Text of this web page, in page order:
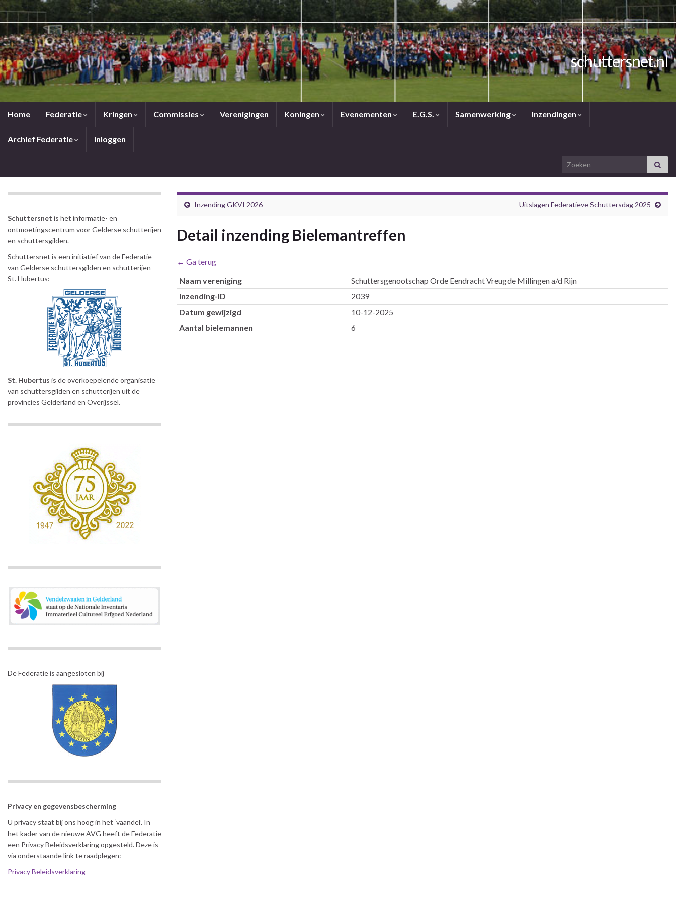
schuttersnet.nl
Home Federatie Kringen Commissies Verenigingen Koningen Evenementen E.G.S. Samenwerking Inzendingen
Archief Federatie Inloggen
Search for:
Inzending GKVI 2026 Uitslagen Federatieve Schuttersdag 2025
Detail inzending Bielemantreffen
← Ga terug
Naam vereniging
Schuttersgenootschap Orde Eendracht Vreugde Millingen a/d Rijn
Inzending-ID
2039
Datum gewijzigd
10-12-2025
Aantal bielemannen
6
Schuttersnet is het informatie- en
ontmoetingscentrum voor Gelderse schutterijen
en schuttersgilden.
Schuttersnet is een initiatief van de Federatie
van Gelderse schuttersgilden en schutterijen
St. Hubertus:
St. Hubertus is de overkoepelende organisatie
van schuttersgilden en schutterijen uit de
provincies Gelderland en Overijssel.
De Federatie is aangesloten bij
Privacy en gegevensbescherming
U privacy staat bij ons hoog in het ‘vaandel’. In
het kader van de nieuwe AVG heeft de Federatie
een Privacy Beleidsverklaring opgesteld. Deze is
via onderstaande link te raadplegen:
Privacy Beleidsverklaring